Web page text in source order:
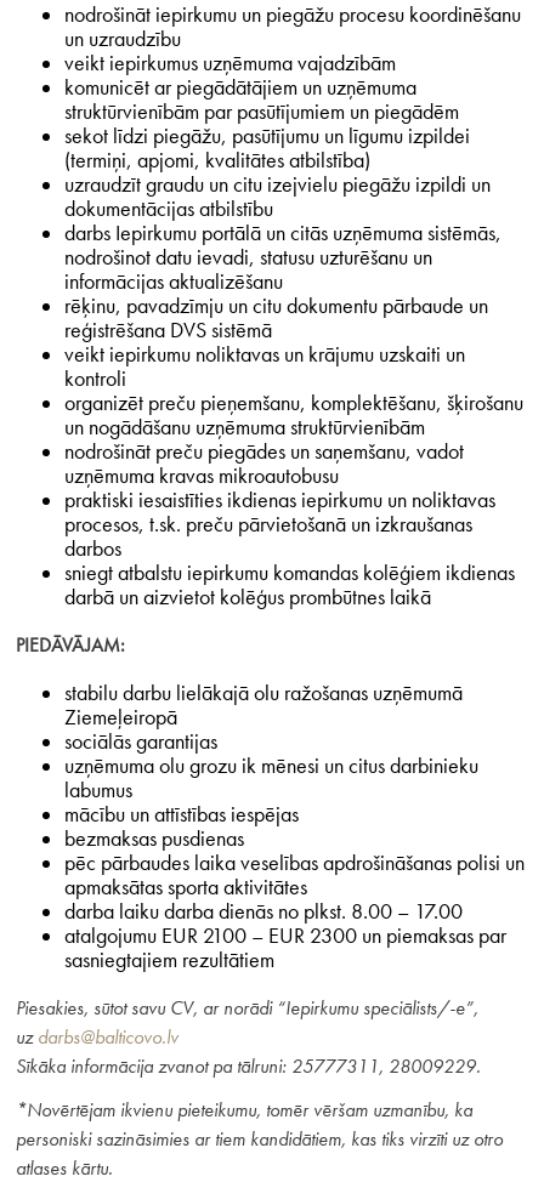
nodrošināt iepirkumu un piegāžu procesu koordinēšanu
un uzraudzību
veikt iepirkumus uzņēmuma vajadzībām
komunicēt ar piegādātājiem un uzņēmuma
struktūrvienībām par pasūtījumiem un piegādēm
sekot līdzi piegāžu, pasūtījumu un līgumu izpildei
(termiņi, apjomi, kvalitātes atbilstība)
uzraudzīt graudu un citu izejvielu piegāžu izpildi un
dokumentācijas atbilstību
darbs Iepirkumu portālā un citās uzņēmuma sistēmās,
nodrošinot datu ievadi, statusu uzturēšanu un
informācijas aktualizēšanu
rēķinu, pavadzīmju un citu dokumentu pārbaude un
reģistrēšana DVS sistēmā
veikt iepirkumu noliktavas un krājumu uzskaiti un
kontroli
organizēt preču pieņemšanu, komplektēšanu, šķirošanu
un nogādāšanu uzņēmuma struktūrvienībām
nodrošināt preču piegādes un saņemšanu, vadot
uzņēmuma kravas mikroautobusu
praktiski iesaistīties ikdienas iepirkumu un noliktavas
procesos, t.sk. preču pārvietošanā un izkraušanas
darbos
sniegt atbalstu iepirkumu komandas kolēģiem ikdienas
darbā un aizvietot kolēģus prombūtnes laikā
PIEDĀVĀJAM:
stabilu darbu lielākajā olu ražošanas uzņēmumā
Ziemeļeiropā
sociālās garantijas
uzņēmuma olu grozu ik mēnesi un citus darbinieku
labumus
mācību un attīstības iespējas
bezmaksas pusdienas
pēc pārbaudes laika veselības apdrošināšanas polisi un
apmaksātas sporta aktivitātes
darba laiku darba dienās no plkst. 8.00 – 17.00
atalgojumu EUR 2100 – EUR 2300 un piemaksas par
sasniegtajiem rezultātiem
Piesakies, sūtot savu CV, ar norādi “Iepirkumu speciālists/-e”,
uzdarbs@balticovo.lv
Sīkāka informācija zvanot pa tālruni: 25777311, 28009229.
*Novērtējam ikvienu pieteikumu, tomēr vēršam uzmanību, ka
personiski sazināsimies ar tiem kandidātiem, kas tiks virzīti uz otro
atlases kārtu.